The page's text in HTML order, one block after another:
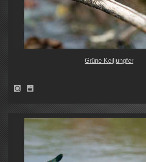
Grüne Keiljungfer